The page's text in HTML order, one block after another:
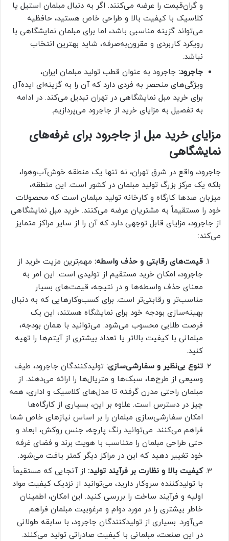
و گران‌قیمت را عرضه می‌کنند. اگر به دنبال مبلمان استیل یا
کلاسیک با کیفیت بالا و طراحی خاص هستید، حافظیه
می‌تواند گزینه مناسبی باشد، اما برای مبلمان نمایشگاهی با
رویکرد کاربردی و مقرون‌به‌صرفه، شاید بهترین انتخاب
نباشد.
جاجرود: جاجرود به عنوان قطب تولید مبلمان ایران،
ویژگی‌های منحصر به فردی دارد که آن را به گزینه‌ای ایده‌آل
برای خرید مبل نمایشگاهی در تهران تبدیل می‌کند. در ادامه
به تفصیل به مزایای خرید از جاجرود می‌پردازیم.
مزایای خرید مبل از جاجرود برای غرفه‌های
نمایشگاهی
جاجرود، واقع در شرق تهران، نه تنها یک منطقه خوش‌آب‌وهوا،
بلکه یک مرکز بزرگ تولید مبلمان در کشور است. این منطقه،
میزبان صدها کارگاه و کارخانه تولید مبلمان است که محصولات
خود را مستقیماً به مشتریان عرضه می‌کنند. خرید مبل نمایشگاهی
از جاجرود، مزایای قابل توجهی دارد که آن را از سایر مراکز متمایز
می‌کند:
قیمت‌های رقابتی و حذف واسطه: مهم‌ترین مزیت خرید از
جاجرود، امکان خرید مستقیم از تولیدی است. این امر به
معنای حذف واسطه‌ها و در نتیجه، قیمت‌های بسیار
مناسب‌تر و رقابتی‌تر است. برای کسب‌وکارهایی که به دنبال
بهینه‌سازی بودجه خود برای نمایشگاه هستند، این یک
فرصت طلایی محسوب می‌شود. می‌توانید با همان بودجه،
مبلمانی با کیفیت بالاتر یا تعداد بیشتری از آیتم‌ها را تهیه
کنید.
تنوع بی‌نظیر و سفارشی‌سازی: تولیدکنندگان جاجرود، طیف
وسیعی از طرح‌ها، سبک‌ها و متریال‌ها را ارائه می‌دهند. از
مبلمان راحتی مدرن گرفته تا مدل‌های کلاسیک و اداری، همه
چیز در دسترس است. علاوه بر این، بسیاری از کارگاه‌ها
امکان سفارشی‌سازی مبلمان را بر اساس نیازهای خاص شما
فراهم می‌کنند. می‌توانید رنگ پارچه، جنس روکش، ابعاد و
حتی طراحی مبلمان را متناسب با هویت برند و فضای غرفه
خود تغییر دهید که این در مراکز دیگر کمتر یافت می‌شود.
کیفیت بالا و نظارت بر فرآیند تولید: از آنجایی که مستقیماً
با تولیدکننده سروکار دارید، می‌توانید از نزدیک کیفیت مواد
اولیه و فرآیند ساخت را بررسی کنید. این امکان، اطمینان
خاطر بیشتری را در مورد دوام و مرغوبیت مبلمان فراهم
می‌آورد. بسیاری از تولیدکنندگان جاجرود، با سابقه طولانی
در این صنعت، مبلمانی با کیفیت صادراتی تولید می‌کنند.